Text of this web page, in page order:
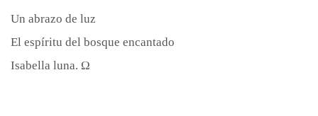
Un abrazo de luz
El espíritu del bosque encantado
Isabella luna. Ω